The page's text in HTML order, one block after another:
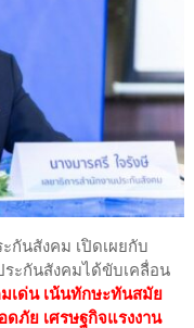
กันสังคม เปิดเผยกับ
ะกันสังคมได้ขับเคลื่อน
เด่น เน้นทักษะทันสมัย
ภัย เศรษฐกิจแรงงาน